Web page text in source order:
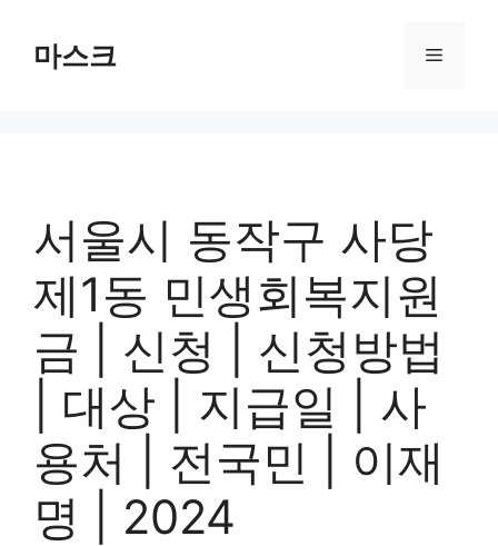
마스크 메
서울시 동작구 사당
제1동 민생회복지원
금 | 신청 | 신청방법
| 대상 | 지급일 | 사
용처 | 전국민 | 이재
명 | 2024